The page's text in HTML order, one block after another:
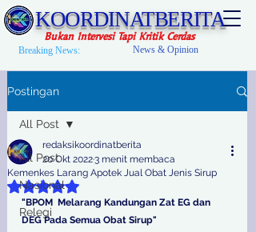
KOORDINATBERITA
Bukan Intervesi Tapi Kritik Cerdas
Breaking News: News & Opinion
Postingan
All Post
Nasional
Relegi
All Post
Kemenkes Larang Apotek Jual Obat Jenis Sirup
redaksikoordinatberita
20 Okt 20223 menit membaca
Dinilai NaN dari 5 bintang.
"BPOM  Melarang Kandungan Zat EG dan
DEG Pada Semua Obat Sirup"